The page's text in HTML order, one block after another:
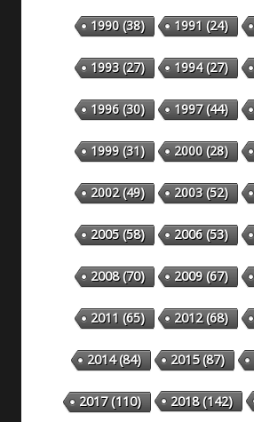
1990(38) 1991 (24)
1993(27) 1994(27)
1996(30) 1997(44)
1999(31) 2000(28)
2002(49) 2003(52)
2005(58) 2006(53)
2008(70) 2009(67)
2011 (65) 2012(68)
2014(84) 2015(87)
2017(110) 2018(142)